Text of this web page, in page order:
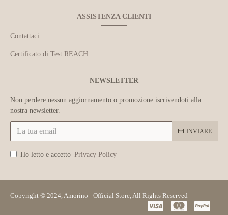
ASSISTENZA CLIENTI
Contattaci
Certificato di Test REACH
NEWSLETTER
Non perdere nessun aggiornamento o promozione iscrivendoti alla
nostra newsletter.
INVIARE
Ho letto e accetto Privacy Policy
Copyright © 2024, Amorino - Official Store, All Rights Reserved